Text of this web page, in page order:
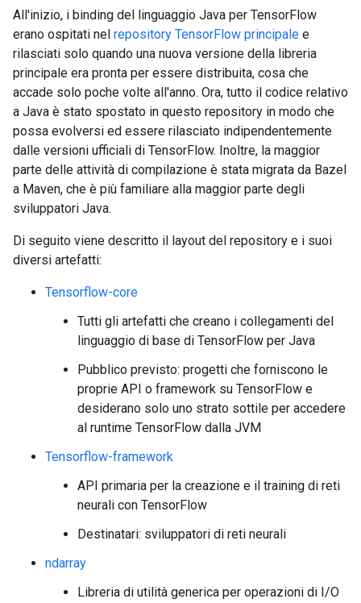
All'inizio, i binding del linguaggio Java per TensorFlow
erano ospitati nel repository TensorFlow principale e
rilasciati solo quando una nuova versione della libreria
principale era pronta per essere distribuita, cosa che
accade solo poche volte all'anno. Ora, tutto il codice relativo
a Java è stato spostato in questo repository in modo che
possa evolversi ed essere rilasciato indipendentemente
dalle versioni ufficiali di TensorFlow. Inoltre, la maggior
parte delle attività di compilazione è stata migrata da Bazel
a Maven, che è più familiare alla maggior parte degli
sviluppatori Java.
Di seguito viene descritto il layout del repository e i suoi
diversi artefatti:
Tensorflow-core
Tutti gli artefatti che creano i collegamenti del
linguaggio di base di TensorFlow per Java
Pubblico previsto: progetti che forniscono le
proprie API o framework su TensorFlow e
desiderano solo uno strato sottile per accedere
al runtime TensorFlow dalla JVM
Tensorflow-framework
API primaria per la creazione e il training di reti
neurali con TensorFlow
Destinatari: sviluppatori di reti neurali
ndarray
Libreria di utilità generica per operazioni di I/O